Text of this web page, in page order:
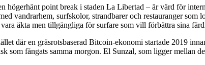
högerhänt point break i staden La Libertad – är värd för
vandrarhem, surfskolor, strandbarer och restauranger som
äkta men tillgängliga för surfare som vill förbättra sina
där en gräsrotsbaserad Bitcoin-ekonomi startade 2019
som fångats samma morgon. El Sunzal, som ligger mellan